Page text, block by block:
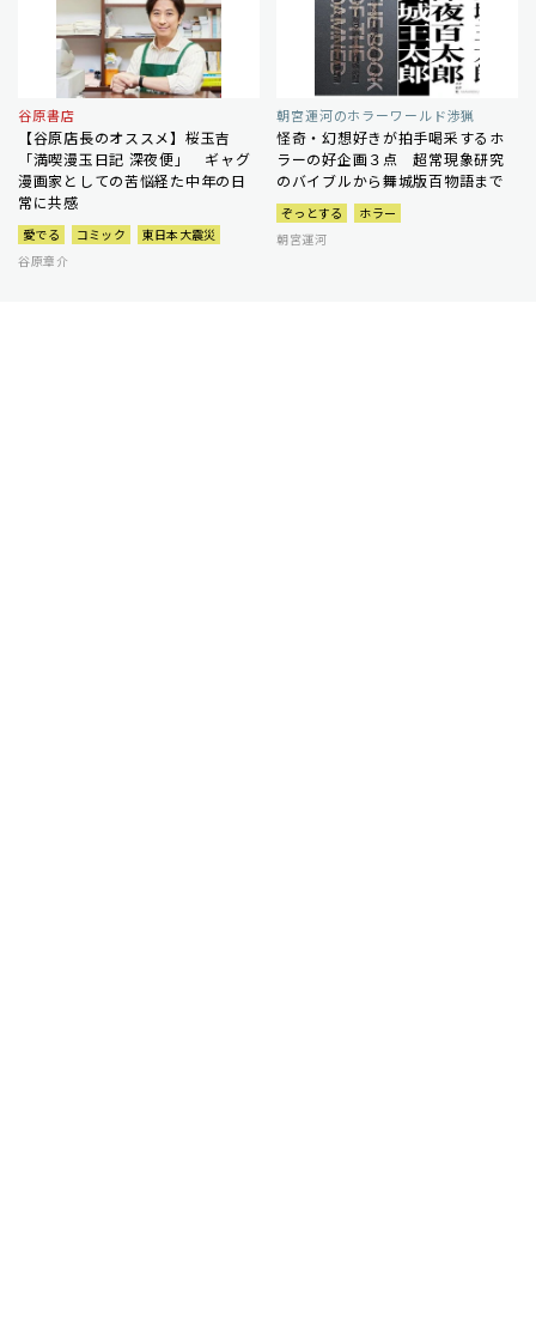
谷原書店
【谷原店長のオススメ】桜玉吉
「満喫漫玉日記 深夜便」 ギャグ
漫画家としての苦悩経た中年の日
常に共感
愛でる コミック
東日本大震災
谷原章介
朝宮運河のホラーワールド渉猟
怪奇・幻想好きが拍手喝采するホ
ラーの好企画３点 超常現象研究
のバイブルから舞城版百物語まで
ぞっとする
ホラー
朝宮運河